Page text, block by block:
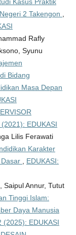
2 Takengon
Rafly
Syunu
Bidang
Masa Depan
EDUKASI
Lilis Ferawati
Karakter
EDUKASI:
Saipul Annur, Tutut
Tinggi Islam:
Daya Manusia
(2025): EDUKASI